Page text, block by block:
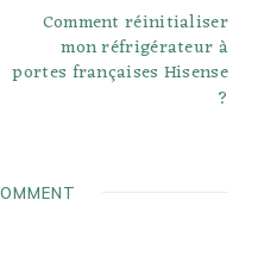
Comment réinitialiser
mon réfrigérateur à
portes françaises Hisense
?